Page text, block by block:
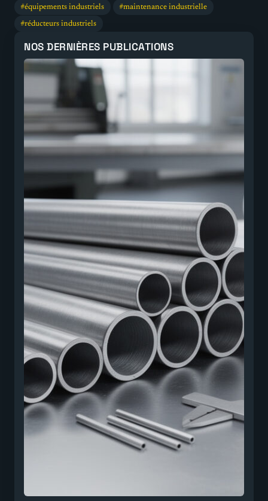
équipements industriels maintenance industrielle
réducteurs industriels
NOS DERNIÈRES PUBLICATIONS